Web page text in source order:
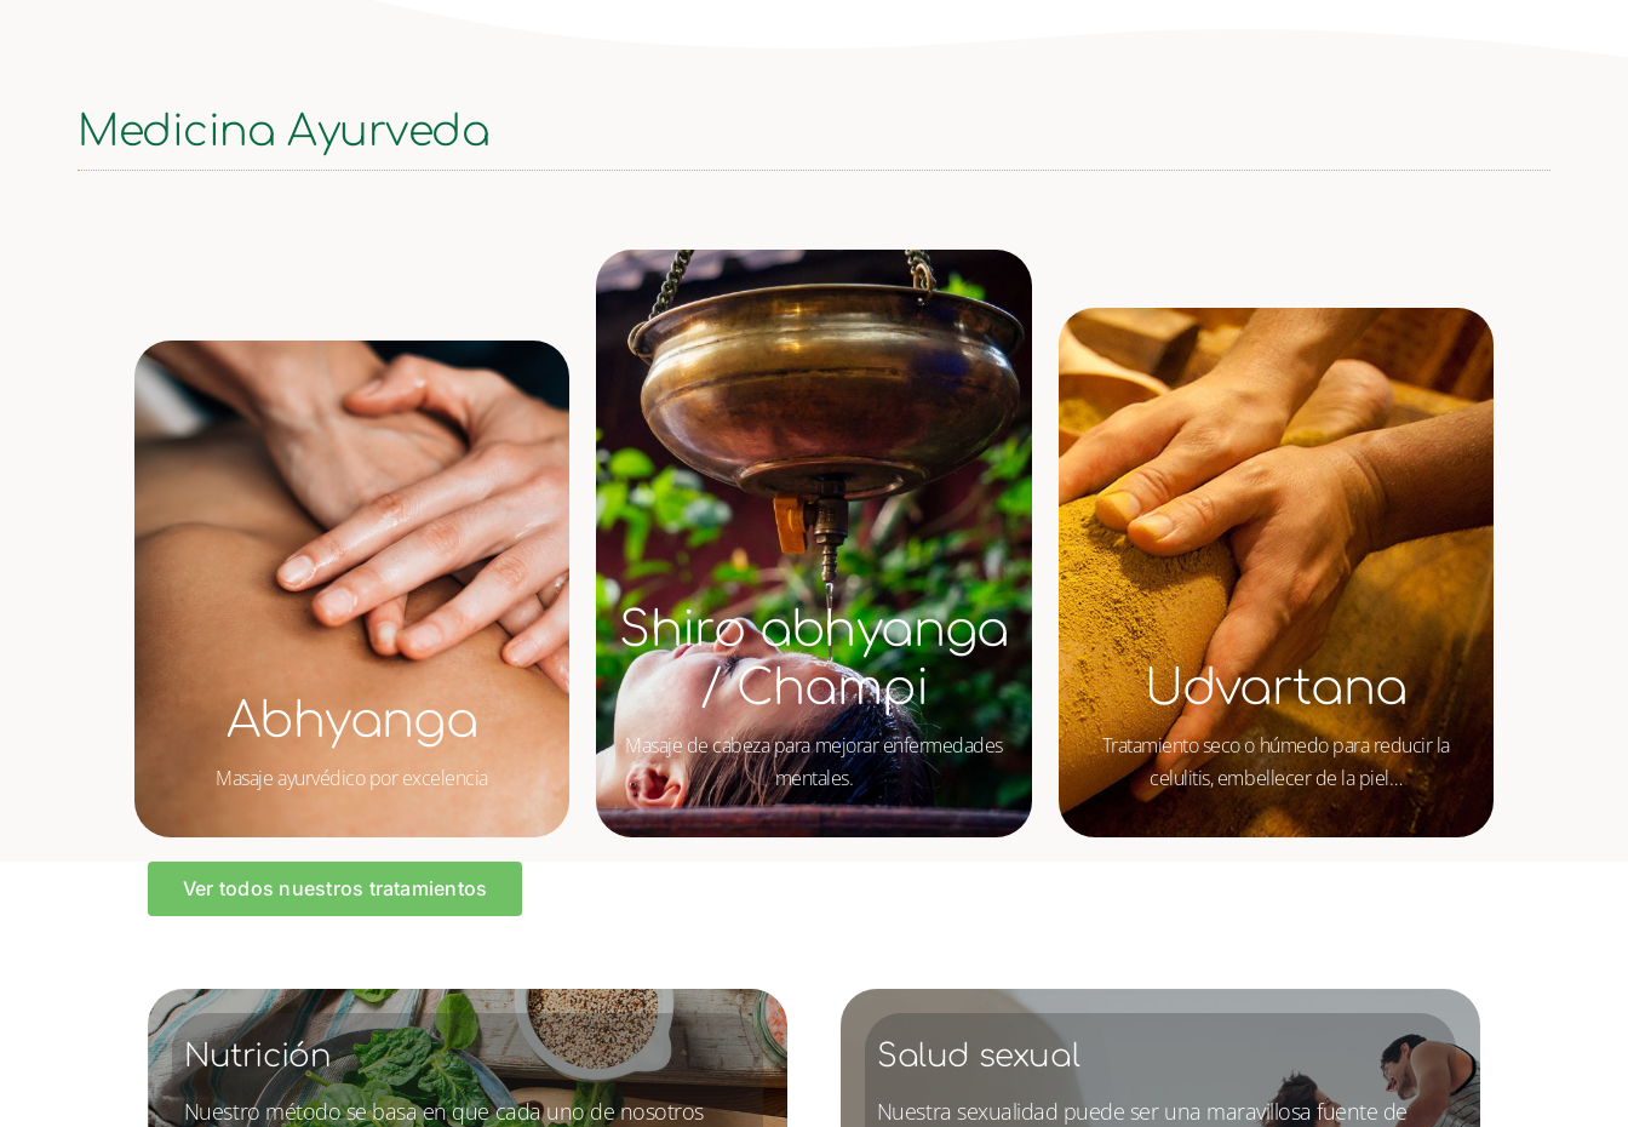
Medicina Ayurveda
Abhyanga
Masaje ayurvédico por excelencia
Shiro abhyanga
/ Champi
Masaje de cabeza para mejorar enfermedades
mentales.
Udvartana
Tratamiento seco o húmedo para reducir la
celulitis, embellecer de la piel…
Ver todos nuestros tratamientos
Nutrición
Nuestro método se basa en que cada uno de nosotros
Salud sexual
Nuestra sexualidad puede ser una maravillosa fuente de